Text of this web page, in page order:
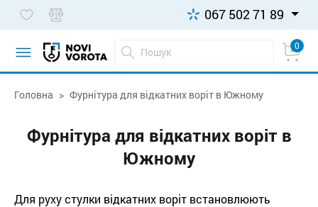
067 502 71 89
0
Головна Фурнітура для відкатних воріт в Южному
Фурнітура для відкатних воріт в
Южному
Для руху стулки відкатних воріт встановлюють